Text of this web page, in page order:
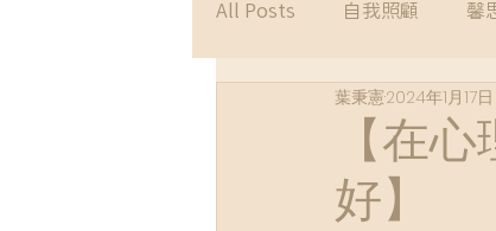
All Posts 自我照顧 馨
【在
好】
葉秉憲2024年1月17日